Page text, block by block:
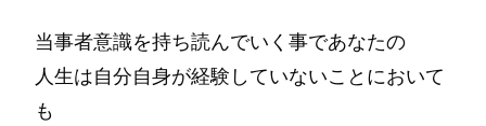
当事者意識を持ち読んでいく事であなたの
人生は自分自身が経験していないことにおいて
も